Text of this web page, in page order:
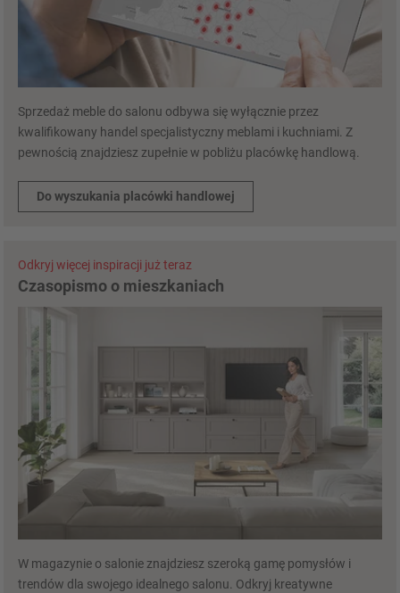
Sprzedaż meble do salonu odbywa się wyłącznie przez
kwalifikowany handel specjalistyczny meblami i kuchniami. Z
pewnością znajdziesz zupełnie w pobliżu placówkę handlową.
Do wyszukania placówki handlowej
Odkryj więcej inspiracji już teraz
Czasopismo o mieszkaniach
W magazynie o salonie znajdziesz szeroką gamę pomysłów i
trendów dla swojego idealnego salonu. Odkryj kreatywne